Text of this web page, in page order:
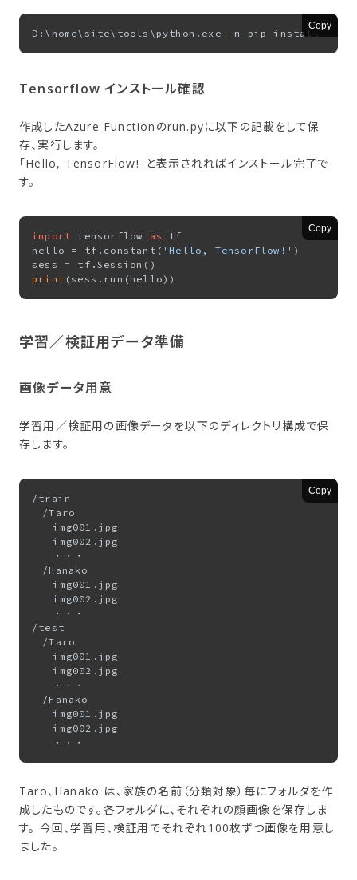
Copy
Tensorflow インストール確認
作成したAzure Functionのrun.pyに以下の記載をして保
存、実行します。
「Hello, TensorFlow!」と表示されればインストール完了で
す。
Copy
import tensorflow as
tf
hello = tf.constant( 'Hello, TensorFlow!' )
print
学習／検証用データ準備
画像データ用意
学習用／検証用の画像データを以下のディレクトリ構成で保
存します。
Copy
/train
/Taro
img001.jpg
img002.jpg
・・・
/Hanako
img001.jpg
img002.jpg
・・・
/test
/Taro
img001.jpg
img002.jpg
・・・
/Hanako
img001.jpg
img002.jpg
Taro、Hanako は、家族の名前（分類対象）毎にフォルダを作
成したものです。各フォルダに、それぞれの顔画像を保存しま
す。 今回、学習用、検証用でそれぞれ100枚ずつ画像を用意し
ました。